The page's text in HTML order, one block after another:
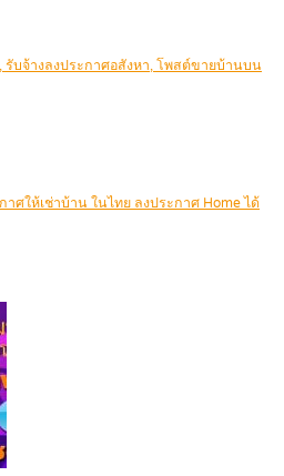
บจ้างลงประกาศอสังหา, โพสต์ขายบ้านบน
าศให้เช่าบ้าน ในไทย ลงประกาศ Home ได้